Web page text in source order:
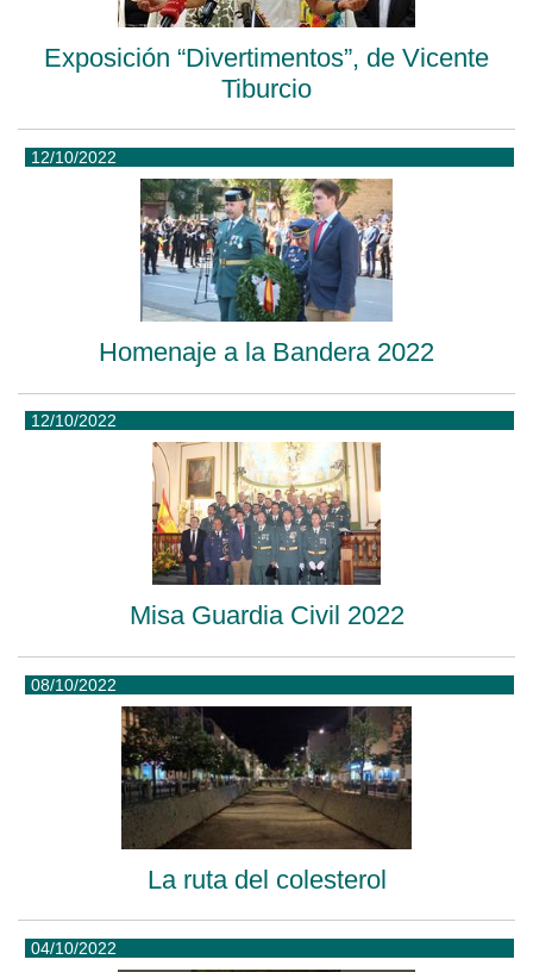
Exposición “Divertimentos”, de Vicente
Tiburcio
12/10/2022
Homenaje a la Bandera 2022
12/10/2022
Misa Guardia Civil 2022
08/10/2022
La ruta del colesterol
04/10/2022